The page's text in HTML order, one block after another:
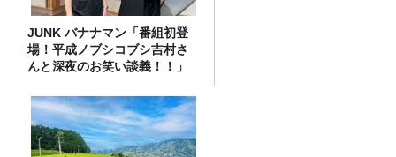
JUNK バナナマン「番組初登
場！平成ノブシコブシ吉村さ
んと深夜のお笑い談義！！」